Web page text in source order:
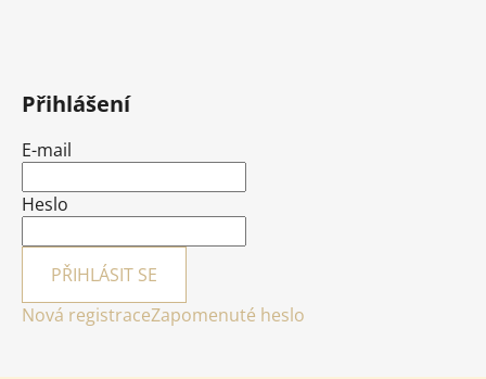
Přihlášení
E-mail
Heslo
PŘIHLÁSIT SE
Nová registraceZapomenuté heslo